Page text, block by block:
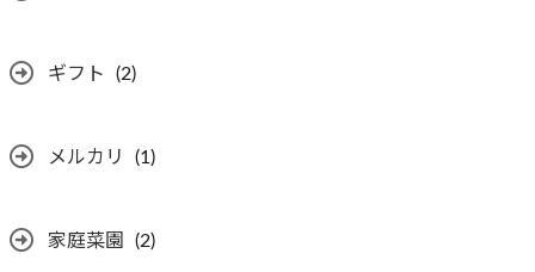
ギフト (2)
メルカリ (1)
家庭菜園 (2)